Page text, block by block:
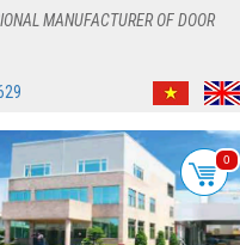
MANUFACTURER OF DOOR
0